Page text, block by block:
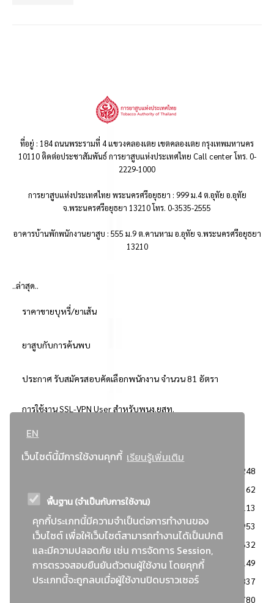
EN
เว็บไซต์นี้มีการใช้งานคุกกี้ เรียนรู้เพิ่มเติม
พื้นฐาน (จำเป็นกับการใช้งาน)
คุกกี้ประเภทนี้มีความจำเป็นต่อการทำงานของ
เว็บไซต์ เพื่อให้เว็บไซต์สามารถทำงานได้เป็นปกติ
และมีความปลอดภัย เช่น การจัดการ Session,
การตรวจสอบยืนยันตัวตนผู้ใช้งาน โดยคุกกี้
ประเภทนี้จะถูกลบเมื่อผู้ใช้งานปิดบราวเซอร์
ที่อยู่ : 184 ถนนพระรามที่ 4 แขวงคลองเตย เขตคลองเตย กรุงเทพมหานคร
10110 ติดต่อประชาสัมพันธ์ การยาสูบแห่งประเทศไทย Call center โทร. 0-
2229-1000
การยาสูบแห่งประเทศไทย พระนครศรีอยุธยา : 999 ม.4 ต.อุทัย อ.อุทัย
จ.พระนครศรีอยุธยา 13210 โทร. 0-3535-2555
อาคารบ้านพักพนักงานยาสูบ : 555 ม.9 ต.คานหาม อ.อุทัย จ.พระนครศรีอยุธยา
13210
..ล่าสุด..
ราคาขายบุหรี่/ยาเส้น
ยาสูบกับการค้นพบ
ประกาศ รับสมัครสอบคัดเลือกพนักงาน จำนวน 81 อัตรา
การใช้งาน SSL-VPN User สำหรับพนง.ยสท.
..ยอดนิยม..
3248
2362
: วิธีเฉพาะเจาะจง
2113
ข่าวสาร/ประกาศ
1953
: เอกสารส่งเสริมความโปร่งใสในการจัดซื้อจัดจ้าง
1632
ข่าวสารจัดซื้อจัดจ้าง
1149
: แผนการจัดซื้อจัดจ้าง
837
780